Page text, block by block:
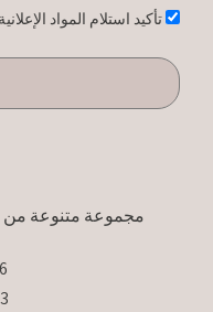
אישורتأكيد استلام المواد
مجموعة متنوعة من
16